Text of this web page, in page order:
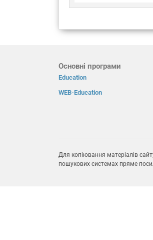
Основні програми
Education
WEB-Education
Для копіювання матеріалів
пошукових системах пряме